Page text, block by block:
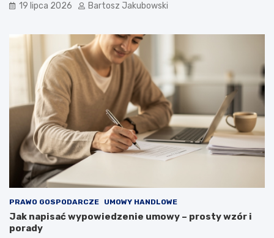
19 lipca 2026 Bartosz Jakubowski
PRAWO GOSPODARCZE UMOWY HANDLOWE
Jak napisać wypowiedzenie umowy – prosty wzór i
porady